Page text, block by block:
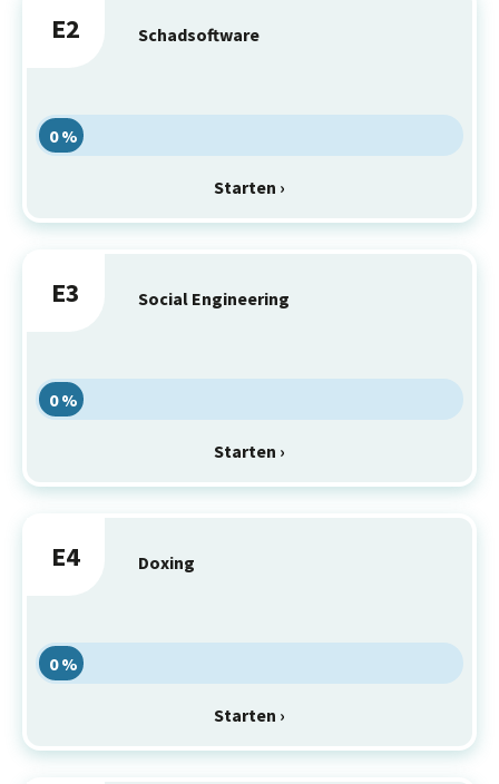
E2 Schadsoftware
0 %
Starten ›
E3 Social Engineering
0 %
Starten ›
E4 Doxing
0 %
Starten ›